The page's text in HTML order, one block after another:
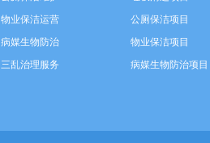
物业保洁运营
病媒生物防治
三乱治理服务
河道保洁
公厕保洁项目
物业保洁项目
病媒生物防治项目
智慧环卫建设